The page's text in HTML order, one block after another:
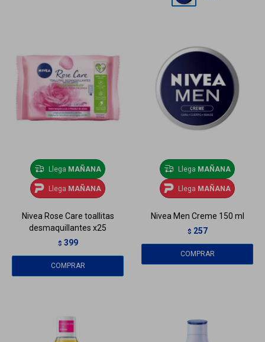
Llega MAÑANA
Llega MAÑANA
Nivea Rose Care toallitas
desmaquillantes x25
$ 399
Llega MAÑANA
Llega MAÑANA
Nivea Men Creme 150 ml
$ 257